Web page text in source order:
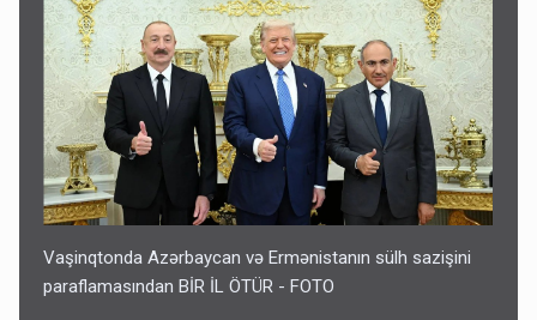
Vaşinqtonda Azərbaycan və Ermənistanın sülh sazişini
paraflamasından BİR İL ÖTÜR - FOTO